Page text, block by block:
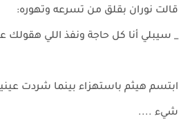
قالت نوران بقلق من تسرعه وتهوره:
_ سيبلي أنا كل حاجة ونفذ اللي هقولك
ابتسم هيثم باستهزاء بينما شردت عينيه
شيء ....